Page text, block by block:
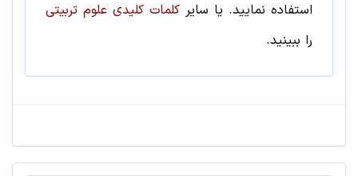
استفاده نمایید. یا سایر کلمات کلیدی علوم تربيتی
را ببینید.